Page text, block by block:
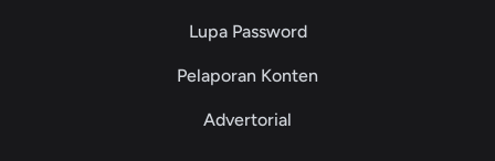
Lupa Password
Pelaporan Konten
Advertorial